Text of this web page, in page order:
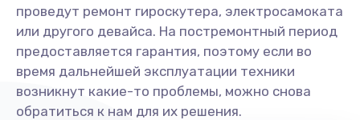
проведут ремонт гироскутера, электросамоката
или другого девайса. На постремонтный период
предоставляется гарантия, поэтому если во
время дальнейшей эксплуатации техники
возникнут какие-то проблемы, можно снова
обратиться к нам для их решения.